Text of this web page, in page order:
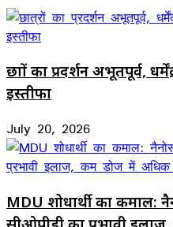
छात्रों का प्रदर्शन अभूतपूर्व,
इस्तीफा
July 20, 2026
MDU शोधार्थी का कमाल: